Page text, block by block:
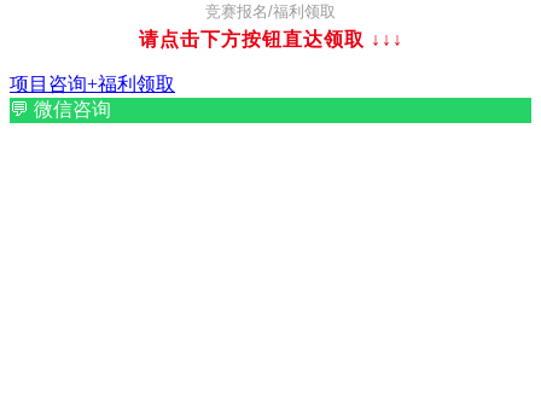
竞赛报名/福利领取
请点击下方按钮直达领取 ↓↓↓
项目咨询+福利领取
💬 微信咨询